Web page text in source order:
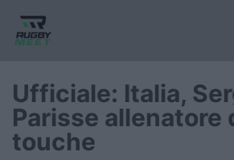
Nazionale
Ufficiale: Italia,
Parisse allenatore
touche